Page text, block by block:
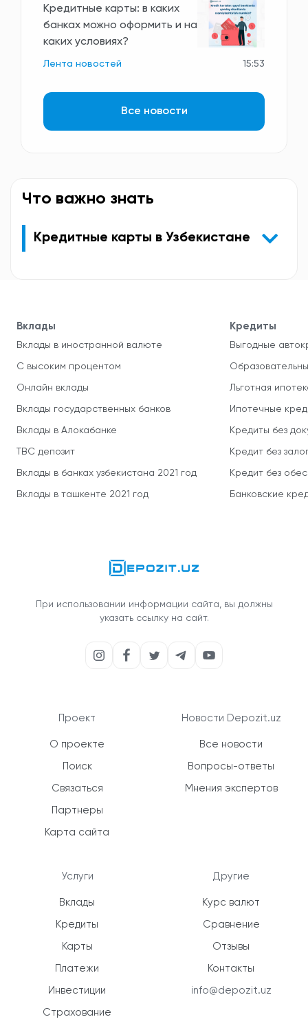
Кредитные карты: в каких
банках можно оформить и на
каких условиях?
Лента новостей 15:53
Все новости
Что важно знать
Кредитные карты в Узбекистане
Вклады
Вклады в иностранной валюте
С высоким процентом
Онлайн вклады
Вклады государственных банков
Вклады в Алокабанке
TBC депозит
Вклады в банках узбекистана 2021 год
Вклады в ташкенте 2021 год
Кредиты
Выгодные
Льготная
Ипотечные
Кредиты без
Кредит без
Кредит без
Банковские
При использовании информации сайта, вы должны
указать ссылку на сайт.
Проект
О проекте
Поиск
Связаться
Партнеры
Карта сайта
Услуги
Вклады
Кредиты
Карты
Платежи
Инвестиции
Страхование
Новости Depozit.uz
Все новости
Вопросы-ответы
Мнения экспертов
Другие
Курс валют
Сравнение
Отзывы
Контакты
info@depozit.uz